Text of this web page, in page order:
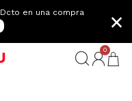
Dcto en una compra
×
0